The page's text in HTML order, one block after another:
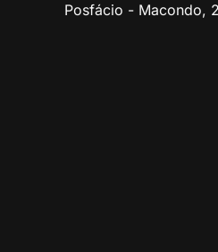
Posfácio - Macondo,